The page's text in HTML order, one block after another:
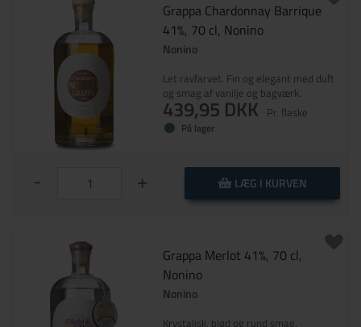
Grappa Chardonnay Barrique
41%, 70 cl, Nonino
Nonino
Let ravfarvet. Fin og elegant med duft
og smag af vanilje og bagværk.
439,95 DKK Pr. flaske
På lager
- + LÆG I KURVEN
Grappa Merlot 41%, 70 cl,
Nonino
Nonino
Krystalisk, blød og rund smag.